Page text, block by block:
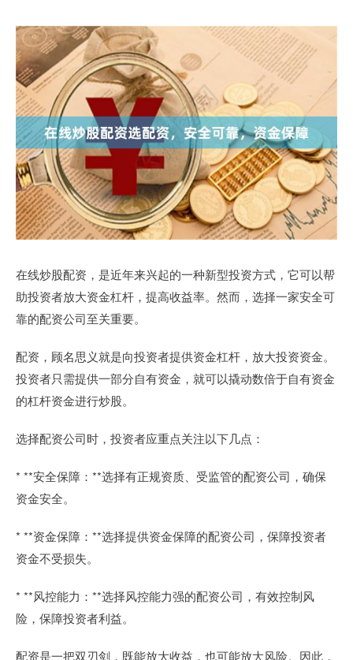
在线炒股配资，是近年来兴起的一种新型投资方式，它可以帮
助投资者放大资金杠杆，提高收益率。然而，选择一家安全可
靠的配资公司至关重要。
配资，顾名思义就是向投资者提供资金杠杆，放大投资资金。
投资者只需提供一部分自有资金，就可以撬动数倍于自有资金
的杠杆资金进行炒股。
选择配资公司时，投资者应重点关注以下几点：
* **安全保障：**选择有正规资质、受监管的配资公司，确保
资金安全。
* **资金保障：**选择提供资金保障的配资公司，保障投资者
资金不受损失。
* **风控能力：**选择风控能力强的配资公司，有效控制风
险，保障投资者利益。
配资是一把双刃剑，既能放大收益，也可能放大风险。因此，